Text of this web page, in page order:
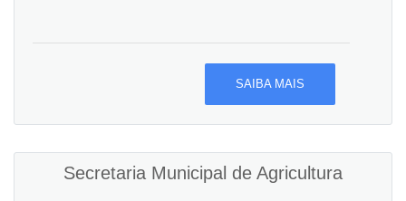
SAIBA MAIS
Secretaria Municipal de Agricultura